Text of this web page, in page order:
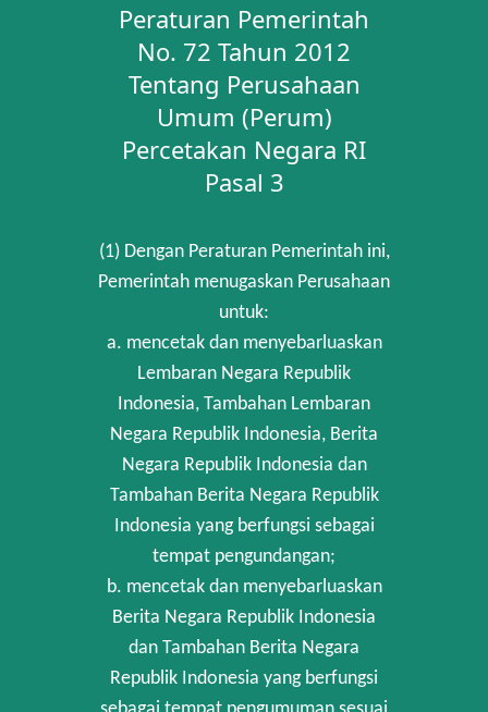
Peraturan Pemerintah
No. 72 Tahun 2012
Tentang Perusahaan
Umum (Perum)
Percetakan Negara RI
Pasal 3
(1) Dengan Peraturan Pemerintah ini,
Pemerintah menugaskan Perusahaan
untuk:
a. mencetak dan menyebarluaskan
Lembaran Negara Republik
Indonesia, Tambahan Lembaran
Negara Republik Indonesia, Berita
Negara Republik Indonesia dan
Tambahan Berita Negara Republik
Indonesia yang berfungsi sebagai
tempat pengundangan;
b. mencetak dan menyebarluaskan
Berita Negara Republik Indonesia
dan Tambahan Berita Negara
Republik Indonesia yang berfungsi